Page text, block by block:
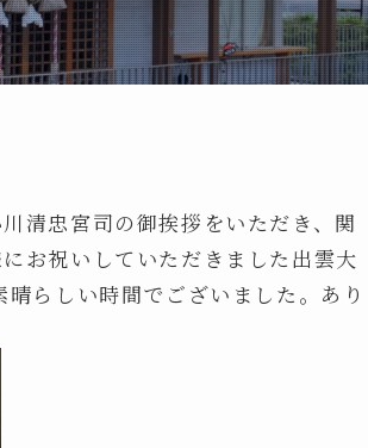
清忠宮司の御挨拶をいただき、関
お祝いしていただきました出雲大
らしい時間でございました。あり